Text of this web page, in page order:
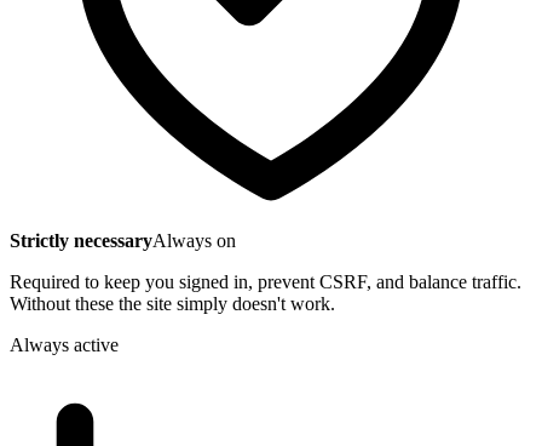
Strictly necessaryAlways on
Required to keep you signed in, prevent CSRF, and balance traffic.
Without these the site simply doesn't work.
Always active